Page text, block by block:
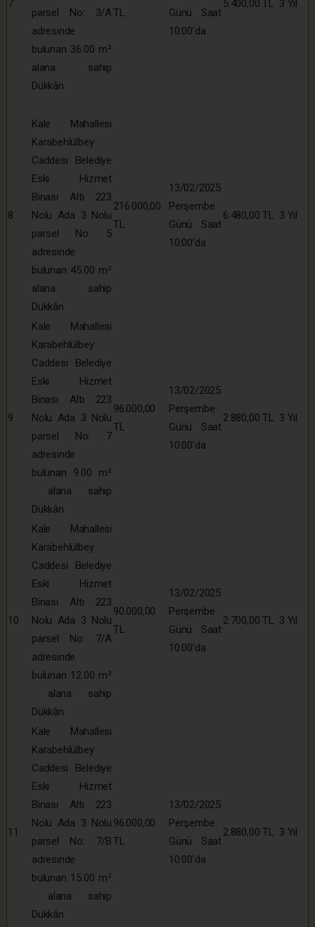
7
parsel No: 3/A
adresinde
bulunan 36.00 m²
alana sahip
Dükkân
TL
Günü Saat
10:00’da
5.400,00 TL 3 Yıl
8
Kale Mahallesi
Karabehlülbey
Caddesi Belediye
Eski Hizmet
Binası Altı 223
Nolu Ada 3 Nolu
parsel No: 5
adresinde
bulunan 45.00 m²
alana sahip
Dükkân
216.000,00
TL
13/02/2025
Perşembe
Günü Saat
10:00’da
6.480,00 TL 3 Yıl
9
Kale Mahallesi
Karabehlülbey
Caddesi Belediye
Eski Hizmet
Binası Altı 223
Nolu Ada 3 Nolu
parsel No: 7
adresinde
bulunan 9.00 m²
alana sahip
Dükkân
96.000,00
TL
13/02/2025
Perşembe
Günü Saat
10:00’da
2.880,00 TL 3 Yıl
10
Kale Mahallesi
Karabehlülbey
Caddesi Belediye
Eski Hizmet
Binası Altı 223
Nolu Ada 3 Nolu
parsel No: 7/A
adresinde
bulunan 12.00 m²
alana sahip
Dükkân
90.000,00
TL
13/02/2025
Perşembe
Günü Saat
10:00’da
2.700,00 TL 3 Yıl
11
Kale Mahallesi
Karabehlülbey
Caddesi Belediye
Eski Hizmet
Binası Altı 223
Nolu Ada 3 Nolu
parsel No: 7/B
adresinde
bulunan 15.00 m²
alana sahip
Dükkân
96.000,00
TL
13/02/2025
Perşembe
Günü Saat
10:00’da
2.880,00 TL 3 Yıl